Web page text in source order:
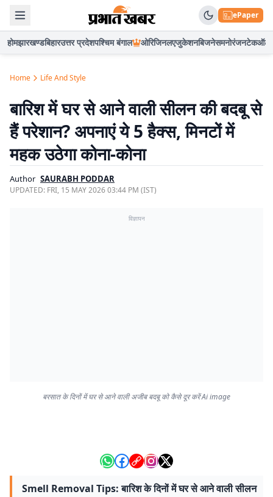
ePaper
होमझारखण्डबिहारउत्तर प्रदेशपश्चिम बंगाल ओरिजिनलएजुकेशनबिजनेसमनोरंजनटेकऑटो
Home Life And Style
बारिश में घर से आने वाली सीलन की बदबू से
हैं परेशान? अपनाएं ये 5 हैक्स, मिनटों में
महक उठेगा कोना-कोना
Author SAURABH PODDAR
UPDATED: FRI, 15 MAY 2026 03:44 PM (IST)
विज्ञापन
बरसात के दिनों में घर से आने वाली अजीब बदबू को कैसे दूर करें Ai image
Smell Removal Tips: बारिश के दिनों में घर से आने वाली सीलन